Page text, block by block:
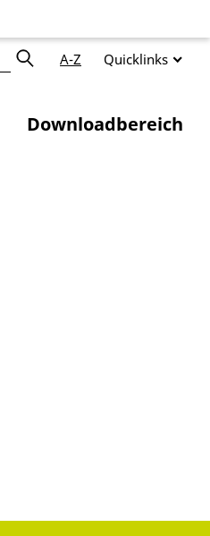
A-Z Quicklinks
Downloadbereich